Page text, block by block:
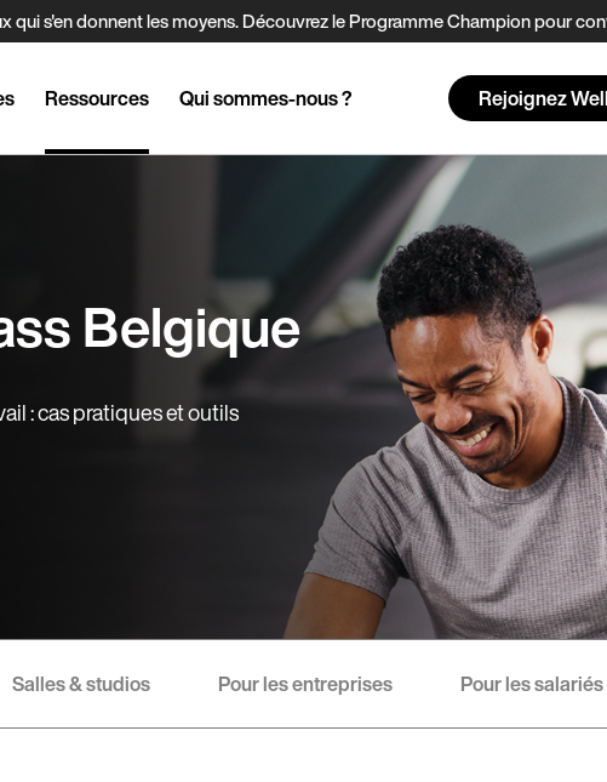
qui s'en donnent les moyens. Découvrez le Programme Champion pour
Ressources Qui sommes-nous ? Rejoignez
Belgique
: cas pratiques et outils
Salles & studios Pour les entreprises Pour les salariés